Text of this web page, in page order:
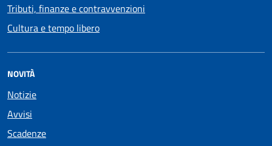
Tributi, finanze e contravvenzioni
Cultura e tempo libero
NOVITÀ
Notizie
Avvisi
Scadenze